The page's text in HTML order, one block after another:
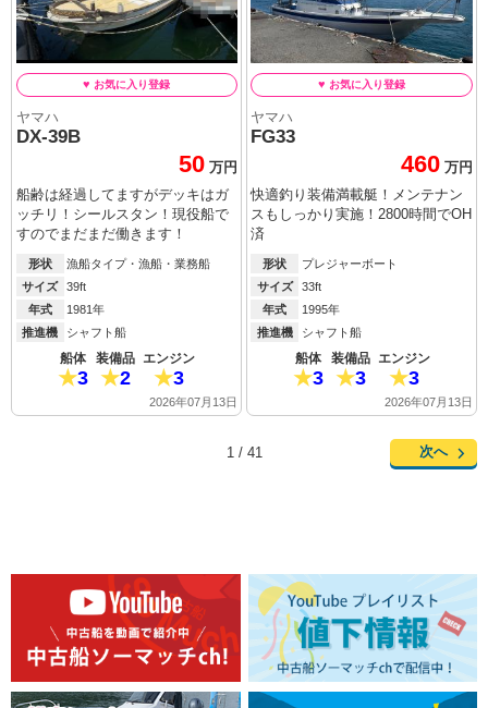
ヤマハ
DX-39B
50 万円
船齢は経過してますがデッキはガ
ッチリ！シールスタン！現役船で
すのでまだまだ働きます！
形状
漁船タイプ・漁船・業務船
サイズ
39ft
年式
1981年
推進機
シャフト船
船体
3
装備品
2
エンジン
3
2026年07月13日
ヤマハ
FG33
460 万円
快適釣り装備満載艇！メンテナン
スもしっかり実施！2800時間でOH
済
形状
プレジャーボート
サイズ
33ft
年式
1995年
推進機
シャフト船
船体
3
装備品
3
エンジン
3
2026年07月13日
1 / 41 次へ